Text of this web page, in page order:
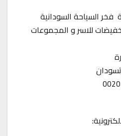
فخر السياحة السودانية
للاسر و المجموعات